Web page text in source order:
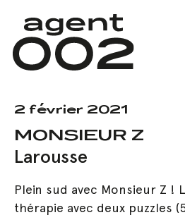
main
content
2 février 2021
MONSIEUR Z
Larousse
Plein sud avec Monsieur Z !
thérapie avec deux puzzles